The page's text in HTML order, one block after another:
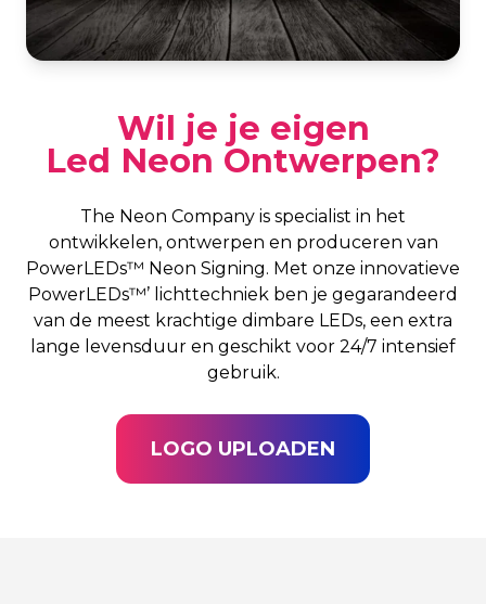
Wil je je eigen
Led Neon Ontwerpen?
The Neon Company is specialist in het
ontwikkelen, ontwerpen en produceren van
PowerLEDs™ Neon Signing. Met onze innovatieve
PowerLEDs™’ lichttechniek ben je gegarandeerd
van de meest krachtige dimbare LEDs, een extra
lange levensduur en geschikt voor 24/7 intensief
gebruik.
LOGO UPLOADEN